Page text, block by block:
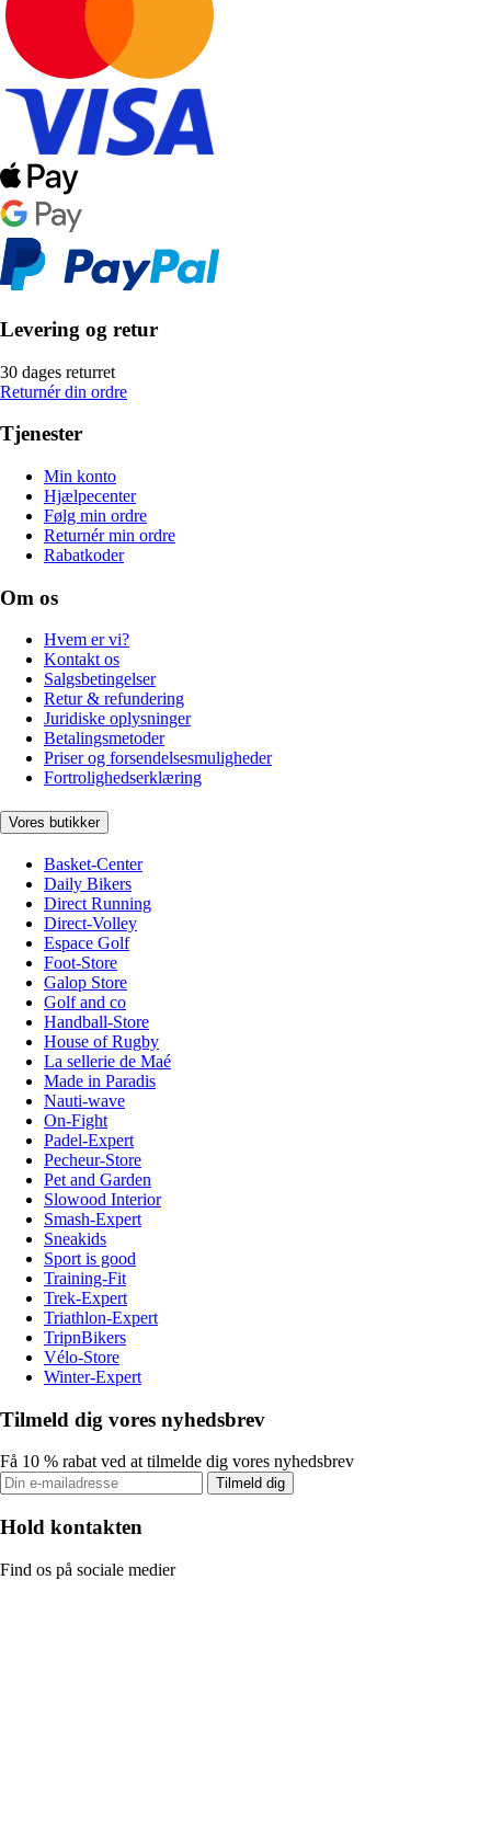
Levering og retur
30 dages returret
Returnér din ordre
Tjenester
Min konto
Hjælpecenter
Følg min ordre
Returnér min ordre
Rabatkoder
Om os
Hvem er vi?
Kontakt os
Salgsbetingelser
Retur & refundering
Juridiske oplysninger
Betalingsmetoder
Priser og forsendelsesmuligheder
Fortrolighedserklæring
Vores butikker
Basket-Center
Daily Bikers
Direct Running
Direct-Volley
Espace Golf
Foot-Store
Galop Store
Golf and co
Handball-Store
House of Rugby
La sellerie de Maé
Made in Paradis
Nauti-wave
On-Fight
Padel-Expert
Pecheur-Store
Pet and Garden
Slowood Interior
Smash-Expert
Sneakids
Sport is good
Training-Fit
Trek-Expert
Triathlon-Expert
TripnBikers
Vélo-Store
Winter-Expert
Tilmeld dig vores nyhedsbrev
Få 10 % rabat ved at tilmelde dig vores nyhedsbrev
Tilmeld dig
Hold kontakten
Find os på sociale medier